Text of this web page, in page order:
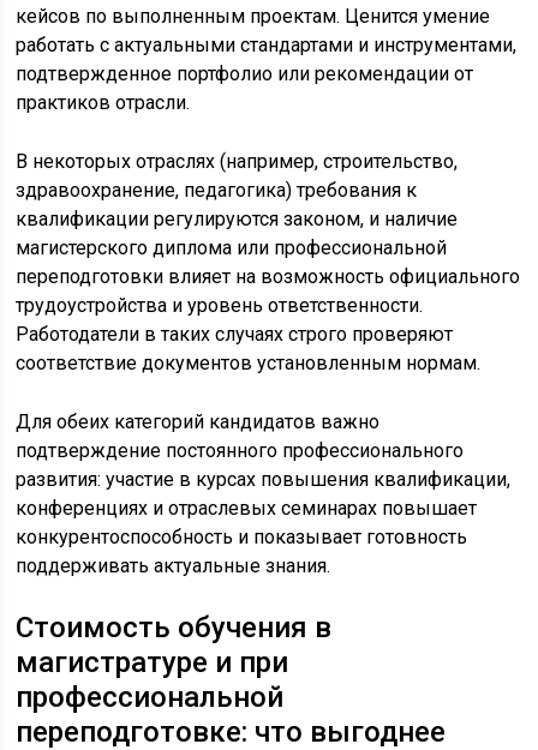
кейсов по выполненным проектам. Ценится умение
работать с актуальными стандартами и инструментами,
подтвержденное портфолио или рекомендации от
практиков отрасли.
В некоторых отраслях (например, строительство,
здравоохранение, педагогика) требования к
квалификации регулируются законом, и наличие
магистерского диплома или профессиональной
переподготовки влияет на возможность официального
трудоустройства и уровень ответственности.
Работодатели в таких случаях строго проверяют
соответствие документов установленным нормам.
Для обеих категорий кандидатов важно
подтверждение постоянного профессионального
развития: участие в курсах повышения квалификации,
конференциях и отраслевых семинарах повышает
конкурентоспособность и показывает готовность
поддерживать актуальные знания.
Стоимость обучения в
магистратуре и при
профессиональной
переподготовке: что выгоднее